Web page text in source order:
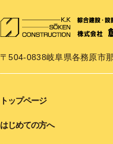
〒504-0838岐阜県各務原市
トップページ
はじめての方へ